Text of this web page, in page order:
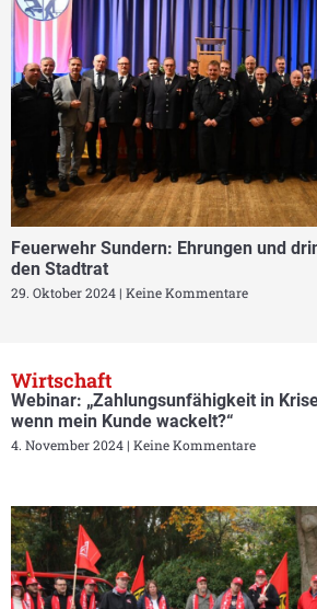
Feuerwehr Sundern: Ehrungen und
den Stadtrat
29. Oktober 2024 Keine Kommentare
Wirtschaft
Webinar: „Zahlungsunfähigkeit in
wenn mein Kunde wackelt?“
4. November 2024 Keine Kommentare